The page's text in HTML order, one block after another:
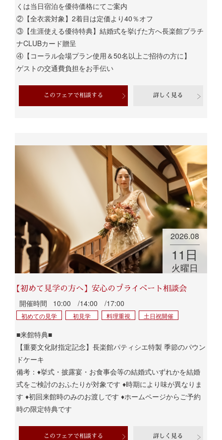
くは当日宿泊を優待価格にてご案内
②【全衣裳対象】2着目は定価より40％オフ
③【生涯使える優待特典】結婚式を挙げた方へ長楽館プラチ
ナCLUBカード贈呈
④【コーラル会場プラン使用＆50名以上ご招待の方に】
ゲストの交通費負担をお手伝い
このフェアで相談する 詳しく見る
2026.08
11 日
火曜日
【初めて見学の方へ】安心のプライベート相談会
開催時間 10:00 /14:00 /17:00
初めての見学 初見学 料理重視 土日祝開催
■来館特典■
【重要文化財指定記念】長楽館パティシエ特製 季節のパウン
ドケーキ
備考：♦挙式・披露宴・お食事会等の結婚式いずれかを結婚
式をご検討のおふたりが対象です ♦時期により味が異なりま
す ♦初回来館時のみのお渡しです ♦ホームページからご予約
時の限定特典です
このフェアで相談する 詳しく見る